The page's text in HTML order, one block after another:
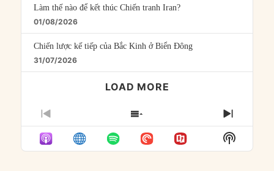
Làm thế nào để kết thúc Chiến tranh Iran?
01/08/2026
Chiến lược kế tiếp của Bắc Kinh ở Biển Đông
31/07/2026
LOAD MORE
PREVIOUS
EPISODE
SHOW
EPISODES
LIST
NEXT
Show
Podcast